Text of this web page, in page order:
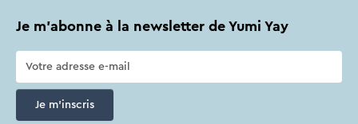
Je m'abonne à la newsletter de Yumi Yay
Je m'inscris